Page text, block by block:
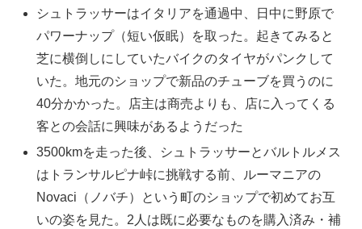
シュトラッサーはイタリアを通過中、日中に野原で
パワーナップ（短い仮眠）を取った。起きてみると
芝に横倒しにしていたバイクのタイヤがパンクして
いた。地元のショップで新品のチューブを買うのに
40分かかった。店主は商売よりも、店に入ってくる
客との会話に興味があるようだった
3500kmを走った後、シュトラッサーとバルトルメス
はトランサルピナ峠に挑戦する前、ルーマニアの
Novaci（ノバチ）という町のショップで初めてお互
いの姿を見た。2人は既に必要なものを購入済み・補